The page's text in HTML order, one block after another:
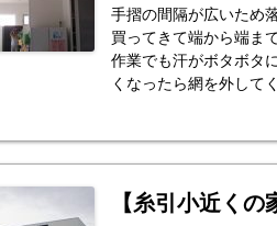
手摺の間隔が広いため
買ってきて端から端ま
作業でも汗がボタボタ
くなったら網を外して
【糸引小近く